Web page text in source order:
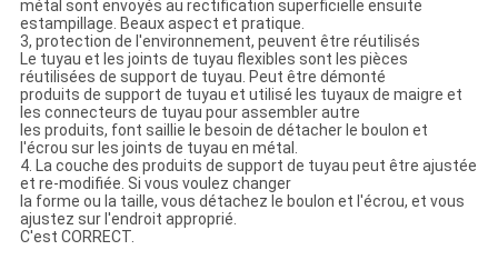
métal sont envoyés au rectification superficielle ensuite
estampillage. Beaux aspect et pratique.
3, protection de l'environnement, peuvent être réutilisés
Le tuyau et les joints de tuyau flexibles sont les pièces
réutilisées de support de tuyau. Peut être démonté
produits de support de tuyau et utilisé les tuyaux de maigre et
les connecteurs de tuyau pour assembler autre
les produits, font saillie le besoin de détacher le boulon et
l'écrou sur les joints de tuyau en métal.
4. La couche des produits de support de tuyau peut être ajustée
et re-modifiée. Si vous voulez changer
la forme ou la taille, vous détachez le boulon et l'écrou, et vous
ajustez sur l'endroit approprié.
C'est CORRECT.